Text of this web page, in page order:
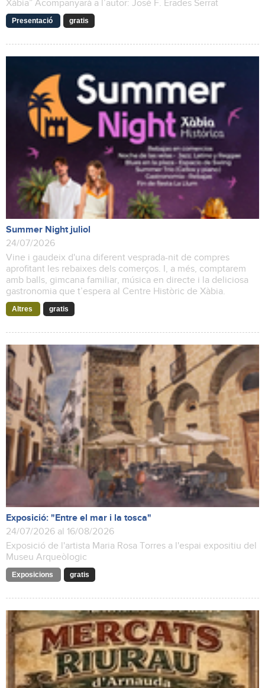
Xàbia” Acompanyarà a l’autor: José F. Erades Serrat
Presentació gratis
Summer Night juliol
24/07/2026
Vine i gaudeix d'una diferent vesprada-nit de compres
aprofitant les rebaixes dels comerços. I, a més, comptarem
amb balls, gimcana familiar, música en directe i la deliciosa
gastronomia que t’espera al Centre Històric de Xàbia.
Altres gratis
Exposició: "Entre el mar i la tosca"
24/07/2026 al 16/08/2026
Exposició de l'artista Maria Rosa Torres a l'espai expositiu del
Museu Arqueòlogic
Exposicions gratis